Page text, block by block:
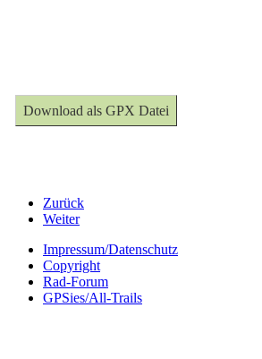
Download als GPX Datei
Zurück
Weiter
Impressum/Datenschutz
Copyright
Rad-Forum
GPSies/All-Trails